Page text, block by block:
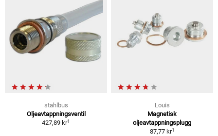
stahlbus
Oljeavtappningsventil
427,89 kr1
Louis
Magnetisk
oljeavtappningsplugg
87,77 kr1